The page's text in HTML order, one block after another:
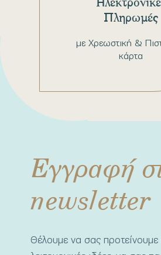
με Χρεωστική &
κάρτα
Πληρωμές
Εγγραφή
newsletter
Θέλουμε να σας